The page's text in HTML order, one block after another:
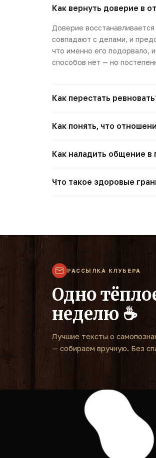
Как вернуть доверие в
Доверие
совпадают с делами, и
что именно его подорвало,
способов нет — но
Как перестать
Как понять, что
Как наладить общение в
Что такое здоровые
РАССЫЛКА КЛУБЕРА
Одно
неделю ☕
Лучшие тексты о
— собираем вручную. Без